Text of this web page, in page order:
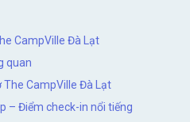
CampVille Đà Lạt
quan
The CampVille Đà Lạt
– Điểm check-in nổi tiếng